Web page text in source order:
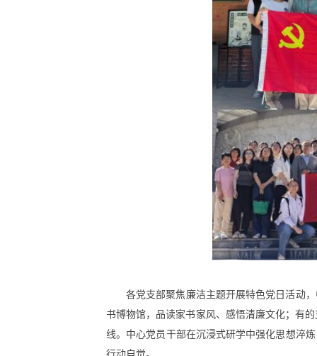
各党支部聚焦廉洁主题开展特色党日活动
书博物馆，品读家书家风、感悟清廉文化；有
线。中心党员干部在沉浸式研学中强化思想淬